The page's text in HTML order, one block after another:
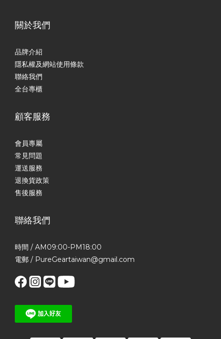
關於我們
品牌介紹
隱私權及網站使用條款
聯絡我們
全台專櫃
顧客服務
會員專屬
常見問題
運送服務
退換貨政策
售後服務
聯絡我們
時間 / AM09:00-PM18:00
電郵 / PureGeartaiwan@gmail.com